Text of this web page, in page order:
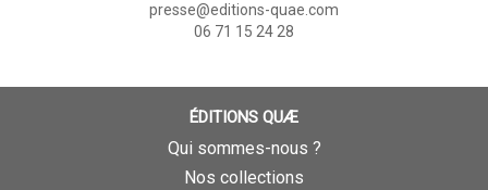
presse@editions-quae.com
06 71 15 24 28
ÉDITIONS QUÆ
Qui sommes-nous ?
Nos collections